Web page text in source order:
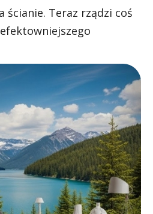
ścianie. Teraz rządzi coś